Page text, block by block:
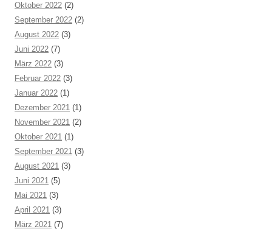
Oktober 2022 (2)
September 2022 (2)
August 2022 (3)
Juni 2022 (7)
März 2022 (3)
Februar 2022 (3)
Januar 2022 (1)
Dezember 2021 (1)
November 2021 (2)
Oktober 2021 (1)
September 2021 (3)
August 2021 (3)
Juni 2021 (5)
Mai 2021 (3)
April 2021 (3)
März 2021 (7)